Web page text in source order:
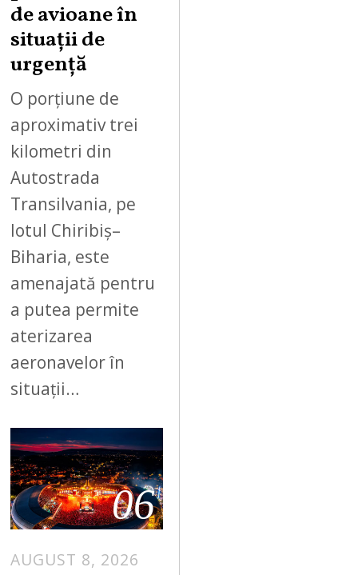
de avioane în
situații de
urgență
O porțiune de
aproximativ trei
kilometri din
Autostrada
Transilvania, pe
lotul Chiribiș–
Biharia, este
amenajată pentru
a putea permite
aterizarea
aeronavelor în
situații…
06
AUGUST 8, 2026